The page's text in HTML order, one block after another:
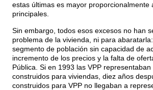
estas últimas es mayor proporcionalmente
principales.
Sin embargo, todos esos excesos no han
problema de la vivienda, ni para
segmento de población sin capacidad de
incremento de los precios y la falta de
Pública. Si en 1993 las VPP
construidos para viviendas, diez años
construidos para VPP no llegaban a